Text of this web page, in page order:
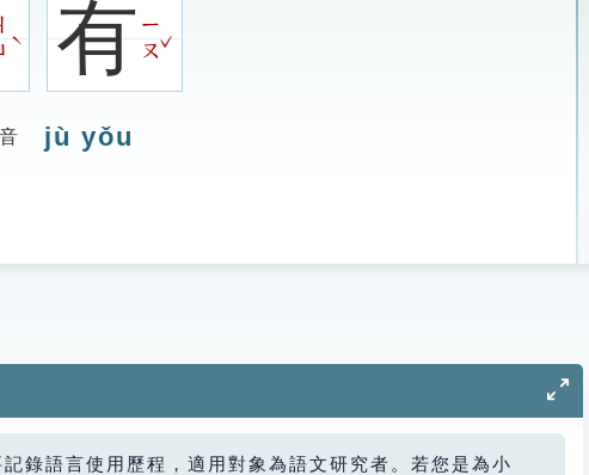
ˋ 有ㄧ
ㄡ
ˇ
jù yǒu
錄語言使用歷程，適用對象為語文研究者。若您是為小